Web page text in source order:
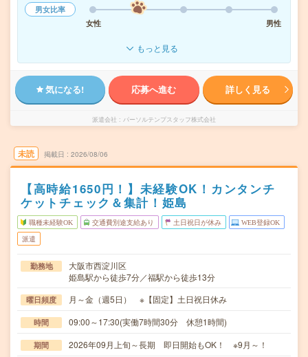
男女比率
女性
男性
もっと見る
気になる! 応募へ進む 詳しく見る
派遣会社 パーソルテンプスタッフ株式会社
未読 掲載日 2026/08/06
【高時給1650円！】未経験OK！カンタンチ
ケットチェック＆集計！姫島
職種未経験OK 交通費別途支給あり 土日祝日が休み WEB登録OK
派遣
勤務地
大阪市西淀川区
姫島駅から徒歩7分／福駅から徒歩13分
曜日頻度 月～金（週5日） ※【固定】土日祝日休み
時間 09:00～17:30(実働7時間30分 休憩1時間)
期間 2026年09月上旬～長期 即日開始もOK！ ※9月～！